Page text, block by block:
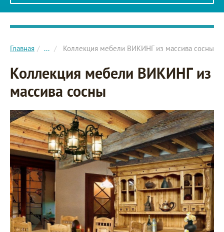
Главное меню сайта
Главная ... Коллекция мебели ВИКИНГ из массива сосны
Коллекция мебели ВИКИНГ из
массива сосны